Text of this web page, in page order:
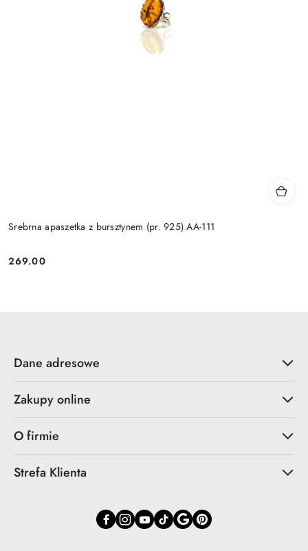
Srebrna apaszetka z bursztynem (pr. 925) AA-111
Cena:
269.00
Dane adresowe
Zakupy online
O firmie
Strefa Klienta